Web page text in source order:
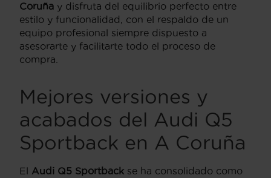
Coruña y disfruta del equilibrio perfecto entre
estilo y funcionalidad, con el respaldo de un
equipo profesional siempre dispuesto a
asesorarte y facilitarte todo el proceso de
compra.
Mejores versiones y
acabados del Audi Q5
Sportback en A Coruña
El Audi Q5 Sportback se ha consolidado como